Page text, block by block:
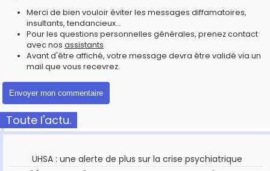
Merci de bien vouloir éviter les messages diffamatoires,
insultants, tendancieux...
Pour les questions personnelles générales, prenez contact
avec nos assistants
Avant d'être affiché, votre message devra être validé via un
mail que vous recevrez.
Toute l'actu.
UHSA : une alerte de plus sur la crise psychiatrique